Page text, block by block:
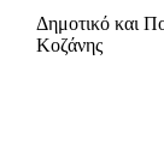
Δημοτικό και
Κοζάνης